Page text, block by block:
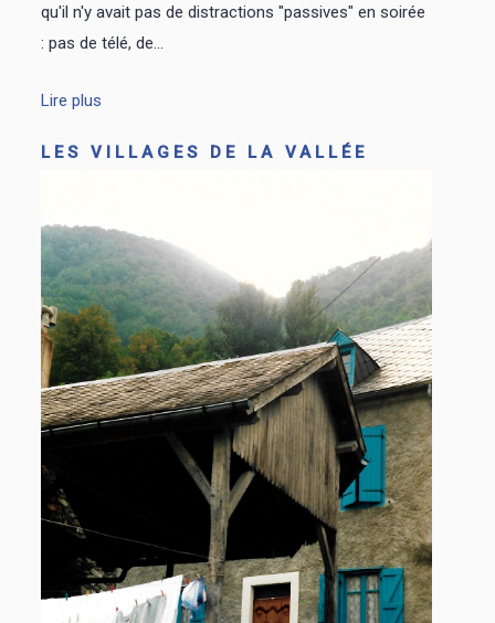
qu'il n'y avait pas de distractions "passives" en soirée
: pas de télé, de...
Lire plus
LES VILLAGES DE LA VALLÉE